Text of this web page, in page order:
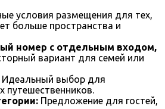
условия размещения для тех,
больше пространства и
номер с отдельным входом,
вариант для семей или
Идеальный выбор для
путешественников.
Предложение для гостей,